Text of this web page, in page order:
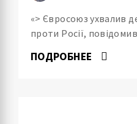
«> Євросоюз ухвалив
проти Росії,
ПОДРОБНЕЕ